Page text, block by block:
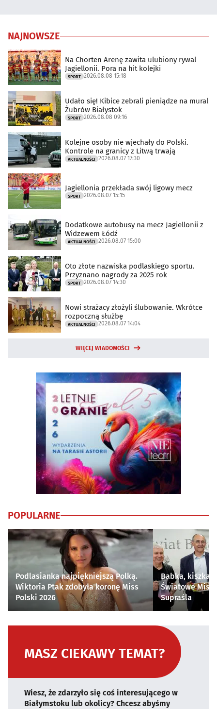
NAJNOWSZE
Na Chorten Arenę zawita ulubiony rywal
Jagiellonii. Pora na hit kolejki
SPORT 2026.08.08 15:18
Udało się! Kibice zebrali pieniądze na mural
Żubrów Białystok
SPORT 2026.08.08 09:16
Kolejne osoby nie wjechały do Polski.
Kontrole na granicy z Litwą trwają
AKTUALNOŚCI 2026.08.07 17:30
Jagiellonia przekłada swój ligowy mecz
SPORT 2026.08.07 15:15
Dodatkowe autobusy na mecz Jagiellonii z
Widzewem Łódź
AKTUALNOŚCI 2026.08.07 15:00
Oto złote nazwiska podlaskiego sportu.
Przyznano nagrody za 2025 rok
SPORT 2026.08.07 14:30
Nowi strażacy złożyli ślubowanie. Wkrótce
rozpoczną służbę
AKTUALNOŚCI 2026.08.07 14:04
WIĘCEJ WIADOMOŚCI
POPULARNE
Podlasianka najpiękniejszą Polką.
Wiktoria Ptak zdobyła koronę Miss
Polski 2026
Babka, kiszka i
Światowe
Supraśla
MASZ CIEKAWY TEMAT?
Wiesz, że zdarzyło się coś interesującego w
Białymstoku lub okolicy? Chcesz abyśmy